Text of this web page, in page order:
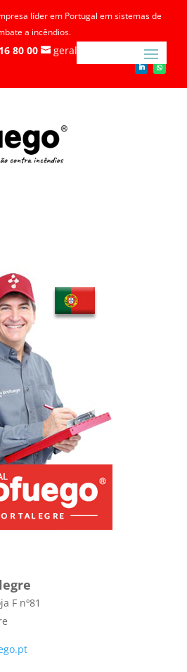
líder em Portugal em sistemas de
a incêndios.
80 00 geral@profuego.pt
F nº81